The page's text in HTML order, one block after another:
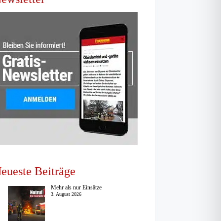
Beiträge
Mehr als nur Einsätze
3. August 2026